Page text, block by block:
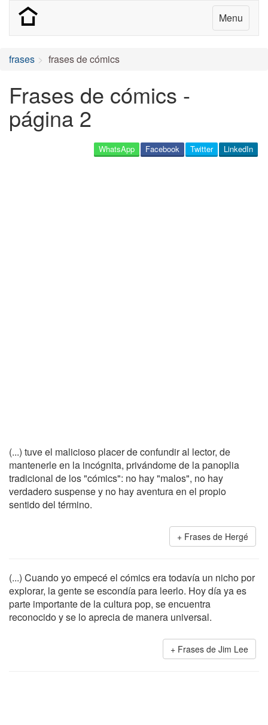
Menu
frases frases de cómics
Frases de cómics -
página 2
LinkedIn
Twitter
Facebook
WhatsApp
(...) tuve el malicioso placer de confundir al lector, de
mantenerle en la incógnita, privándome de la panoplia
tradicional de los "cómics": no hay "malos", no hay
verdadero suspense y no hay aventura en el propio
sentido del término.
Frases de Hergé
(...) Cuando yo empecé el cómics era todavía un nicho por
explorar, la gente se escondía para leerlo. Hoy día ya es
parte importante de la cultura pop, se encuentra
reconocido y se lo aprecia de manera universal.
Frases de Jim Lee